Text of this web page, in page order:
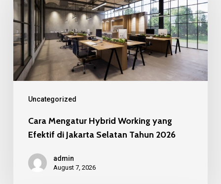
Uncategorized
Hybrid
Working
yang
Efektif
di
Selatan
Tahun
2026
Cara Mengatur Hybrid Working yang
Efektif di Jakarta Selatan Tahun 2026
admin
August 7, 2026